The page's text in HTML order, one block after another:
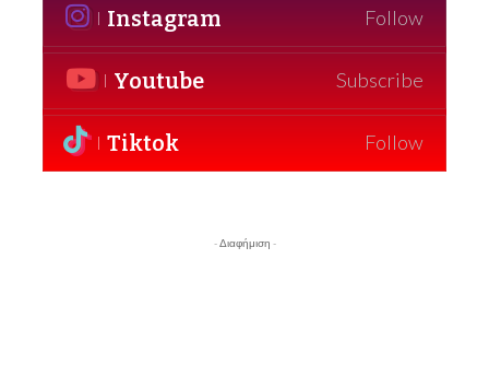
Instagram Follow
Youtube Subscribe
Tiktok Follow
- Διαφήμιση -